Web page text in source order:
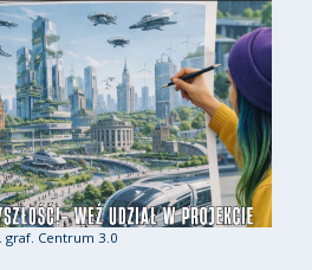
graf. Centrum 3.0